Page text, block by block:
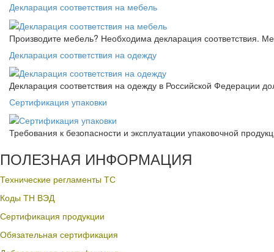
Декларация соответствия на мебель
Производите мебель? Необходима декларация соответствия.
Декларация соответствия на одежду
Декларация соответствия на одежду в Российской Федерации
Сертификация упаковки
Требования к безопасности и эксплуатации упаковочной
ПОЛЕЗНАЯ ИНФОРМАЦИЯ
Технические регламенты ТС
Коды ТН ВЭД
Сертификация продукции
Обязательная сертификация